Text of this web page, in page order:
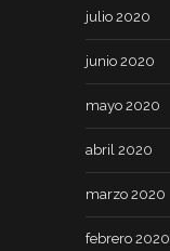
julio 2020
junio 2020
mayo 2020
abril 2020
marzo 2020
febrero 2020